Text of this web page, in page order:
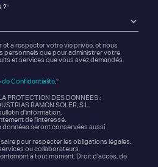
?*
à respecter votre vie privée, et nous
personnels que pour administrer votre
et services que vous avez demandés.
de Confidentialité .*
PROTECTION DES DONNÉES :
RAMON SOLER, S.L.
d'information.
de l'intéressé.
données seront conservées aussi
pour respecter les obligations légales.
ou collaborateurs.
à tout moment. Droit d'accès, de